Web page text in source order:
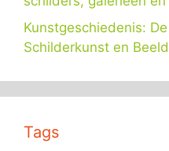
Kunstgeschiedenis:
Schilderkunst en
Tags